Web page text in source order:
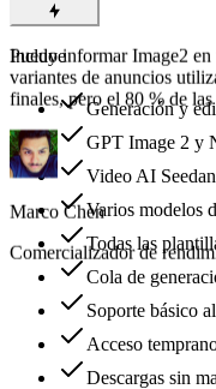
Incluye
Generación y
GPT Image 2 y
Video AI
Varios modelos
Todas las
Cola de
Soporte básico
Acceso
Descargas sin
La representación de texto
texto de la CTA se puede
dedicamos menos tiempo
diseño.
Aya Nakamura
Director de arte